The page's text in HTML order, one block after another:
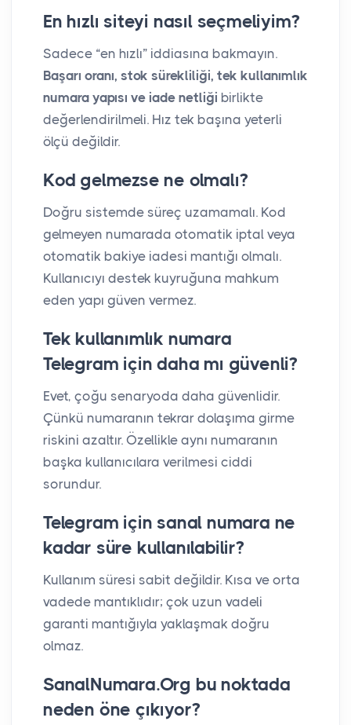
En hızlı siteyi nasıl seçmeliyim?
Sadece “en hızlı” iddiasına bakmayın.
Başarı oranı, stok sürekliliği, tek kullanımlık
numara yapısı ve iade netliği birlikte
değerlendirilmeli. Hız tek başına yeterli
ölçü değildir.
Kod gelmezse ne olmalı?
Doğru sistemde süreç uzamamalı. Kod
gelmeyen numarada otomatik iptal veya
otomatik bakiye iadesi mantığı olmalı.
Kullanıcıyı destek kuyruğuna mahkum
eden yapı güven vermez.
Tek kullanımlık numara
Telegram için daha mı güvenli?
Evet, çoğu senaryoda daha güvenlidir.
Çünkü numaranın tekrar dolaşıma girme
riskini azaltır. Özellikle aynı numaranın
başka kullanıcılara verilmesi ciddi
sorundur.
Telegram için sanal numara ne
kadar süre kullanılabilir?
Kullanım süresi sabit değildir. Kısa ve orta
vadede mantıklıdır; çok uzun vadeli
garanti mantığıyla yaklaşmak doğru
olmaz.
SanalNumara.Org bu noktada
neden öne çıkıyor?